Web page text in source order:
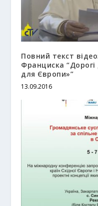
Повний текст
Франциска “Дорогі
для Європи»”
13.09.2016